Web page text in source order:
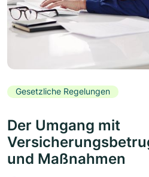
Gesetzliche Regelungen
Der Umgang mit
und Maßnahmen